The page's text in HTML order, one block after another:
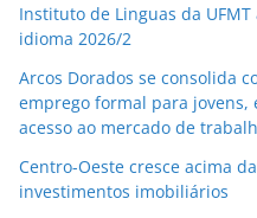
Instituto de Linguas da
idioma 2026/2
Arcos Dorados se consolida
emprego formal para jovens,
acesso ao mercado de
Centro-Oeste cresce acima
investimentos imobiliários